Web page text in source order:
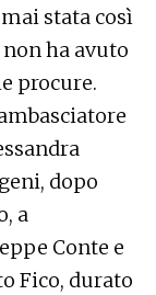
stata così
ha avuto
procure.
dopo
a
Conte e
Fico, durato